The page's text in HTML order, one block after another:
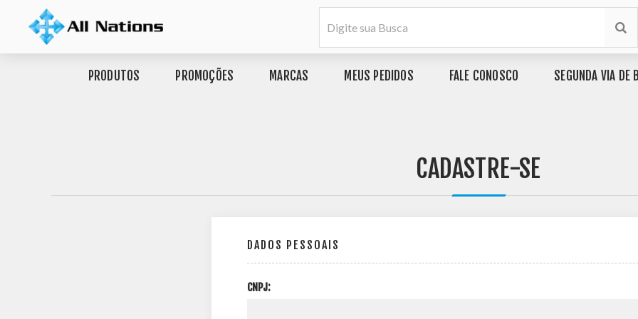
PRODUTOS PROMOÇÕES MARCAS MEUS PEDIDOS FALE CONOSCO SEGUNDA VIA DE
CADASTRE-SE
DADOS PESSOAIS
CNPJ: